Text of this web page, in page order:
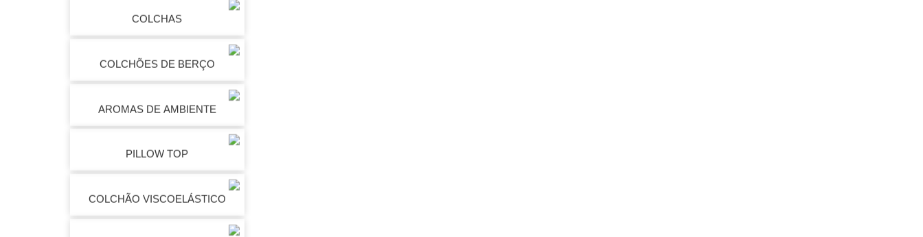
COLCHÃO VISCOELÁSTICO
PILLOW TOP
AROMAS DE AMBIENTE
COLCHÕES DE BERÇO
COLCHAS